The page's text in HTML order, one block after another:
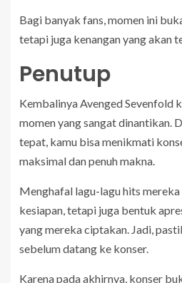
Bagi banyak fans, momen ini
tetapi juga kenangan yang akan
Penutup
Kembalinya Avenged Sevenfold
momen yang sangat dinantikan.
tepat, kamu bisa menikmati
maksimal dan penuh makna.
Menghafal lagu-lagu hits mereka
kesiapan, tetapi juga bentuk
yang mereka ciptakan. Jadi,
sebelum datang ke konser.
Karena pada akhirnya, konser